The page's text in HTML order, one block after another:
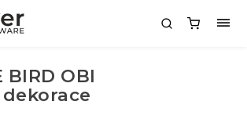
BIRD OBI